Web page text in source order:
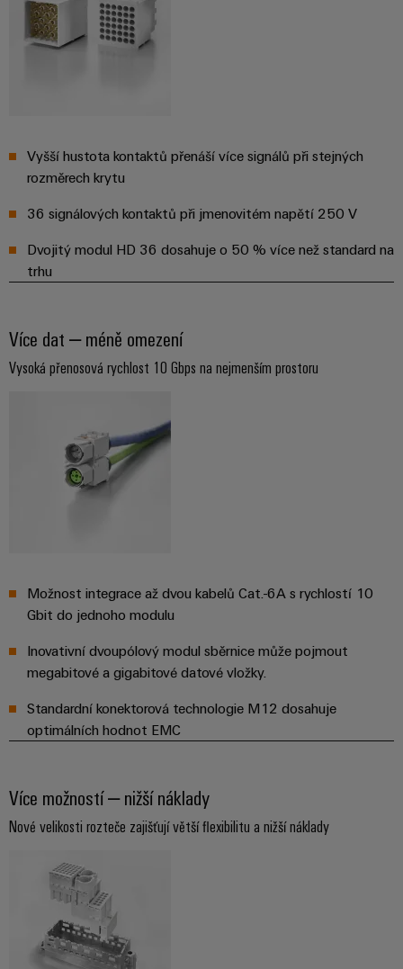
Vyšší hustota kontaktů přenáší více signálů při stejných
rozměrech krytu
36 signálových kontaktů při jmenovitém napětí 250 V
Dvojitý modul HD 36 dosahuje o 50 % více než standard na
trhu
Více dat – méně omezení
Vysoká přenosová rychlost 10 Gbps na nejmenším prostoru
Možnost integrace až dvou kabelů Cat.-6A s rychlostí 10
Gbit do jednoho modulu
Inovativní dvoupólový modul sběrnice může pojmout
megabitové a gigabitové datové vložky.
Standardní konektorová technologie M12 dosahuje
optimálních hodnot EMC
Více možností – nižší náklady
Nové velikosti rozteče zajišťují větší flexibilitu a nižší náklady